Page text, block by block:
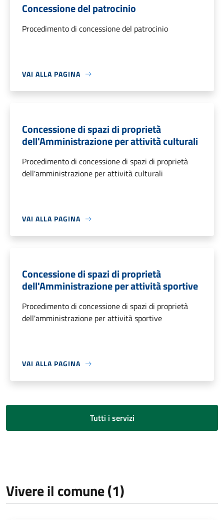
Concessione del patrocinio
Procedimento di concessione del patrocinio
VAI ALLA PAGINA
Concessione di spazi di proprietà
dell'Amministrazione per attività culturali
Procedimento di concessione di spazi di proprietà
dell'amministrazione per attività culturali
VAI ALLA PAGINA
Concessione di spazi di proprietà
dell'Amministrazione per attività sportive
Procedimento di concessione di spazi di proprietà
dell'amministrazione per attività sportive
VAI ALLA PAGINA
Tutti i servizi
Vivere il comune (1)